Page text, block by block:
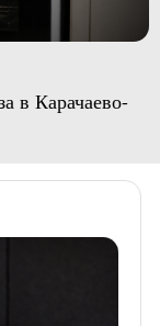
в Карачаево-